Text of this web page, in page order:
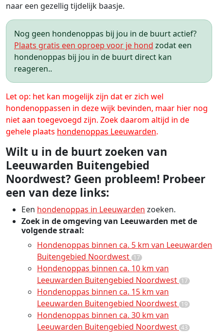
naar een gezellig tijdelijk baasje.
Nog geen hondenoppas bij jou in de buurt actief?
Plaats gratis een oproep voor je hond zodat een
hondenoppas bij jou in de buurt direct kan
reageren..
Let op: het kan mogelijk zijn dat er zich wel
hondenoppassen in deze wijk bevinden, maar hier nog
niet aan toegevoegd zijn. Zoek daarom altijd in de
gehele plaats hondenoppas Leeuwarden.
Wilt u in de buurt zoeken van
Leeuwarden Buitengebied
Noordwest? Geen probleem! Probeer
een van deze links:
Een hondenoppas in Leeuwarden zoeken.
Zoek in de omgeving van Leeuwarden met de
volgende straal:
Hondenoppas binnen ca. 5 km van Leeuwarden
Buitengebied Noordwest 17
Hondenoppas binnen ca. 10 km van
Leeuwarden Buitengebied Noordwest 17
Hondenoppas binnen ca. 15 km van
Leeuwarden Buitengebied Noordwest 19
Hondenoppas binnen ca. 30 km van
Leeuwarden Buitengebied Noordwest 43